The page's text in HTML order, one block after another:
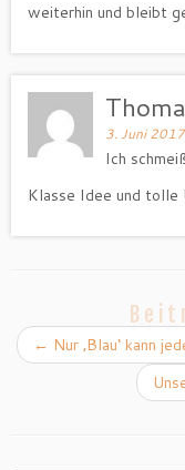
weiterhin und bleibt
3. Juni
Ich
Klasse Idee und tolle
← Nur ‚Blau‘ kann